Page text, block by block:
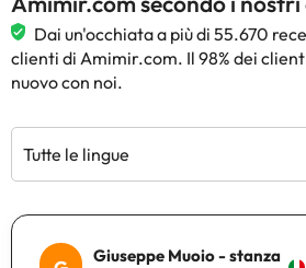
Dai un'occhiata a più di 55.670
clienti di Amimir.com. Il 98% dei
nuovo con noi.